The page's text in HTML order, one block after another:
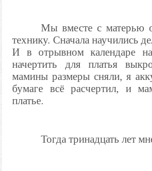
Мы вместе с матерью
технику. Сначала научились
И в отрывном календаре
начертить для платья
мамины размеры сняли, я
бумаге всё расчертил, и
платье.
Тогда тринадцать лет